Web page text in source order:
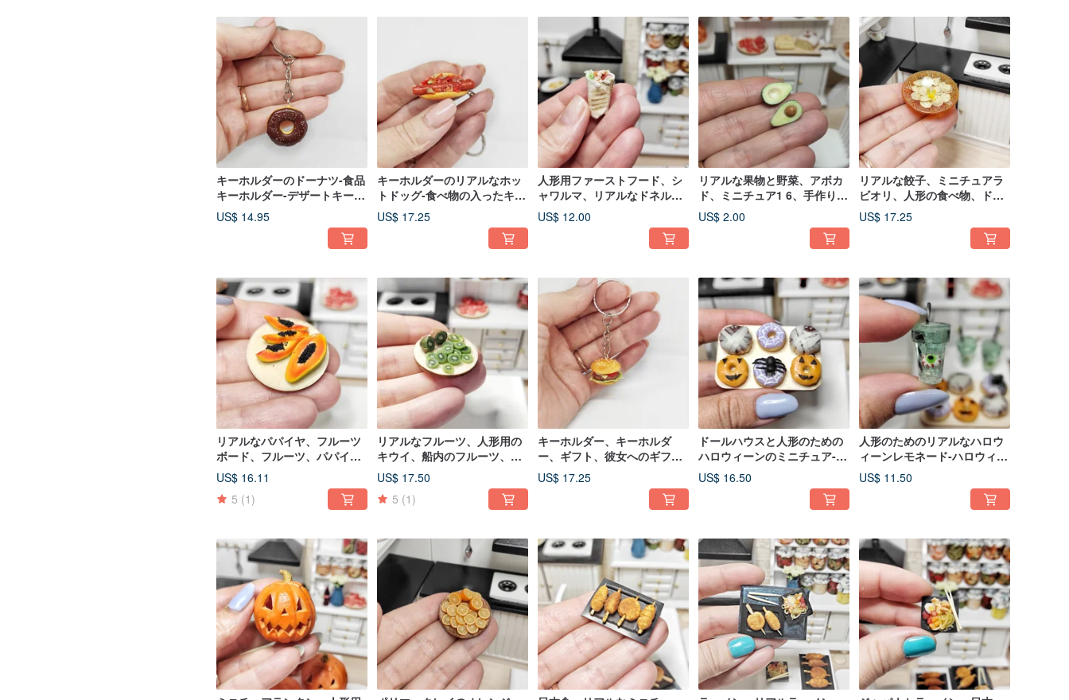
キーホルダーのドーナツ-食品
キーホルダー-デザートキーホ
ルダー-ギフトのアイデア
US$ 14.95
キーホルダーのリアルなホッ
トドッグ-食べ物の入ったキー
ホルダー-ギフトのアイデア
US$ 17.25
人形用ファーストフード、シ
ャワルマ、リアルなドネルケ
バブ、人形用サンドイッチ、
ミニ
US$ 12.00
リアルな果物と野菜、アボカ
ド、ミニチュア1 6、手作り、
1 12スケール、
US$ 2.00
リアルな餃子、ミニチュアラ
ビオリ、人形の食べ物、ドー
ルハウス、16スケール
US$ 17.25
リアルなパパイヤ、フルーツ
ボード、フルーツ、パパイ
ヤ、ドールハウス、1 12スケ
ール、16スケール
US$ 16.11
5 (1)
リアルなフルーツ、人形用の
キウイ、船内のフルーツ、人
形用のフルーツ、ゲーム用の
食べ物
US$ 17.50
5 (1)
キーホルダー、キーホルダ
ー、ギフト、彼女へのギフ
ト、ギフトアイデア、ファー
ストフード、ミニフード
US$ 17.25
ドールハウスと人形のための
ハロウィーンのミニチュア-ハ
ロウィーンの贈り物
US$ 16.50
人形のためのリアルなハロウ
ィーンレモネード-ハロウィー
ンの贈り物
US$ 11.50